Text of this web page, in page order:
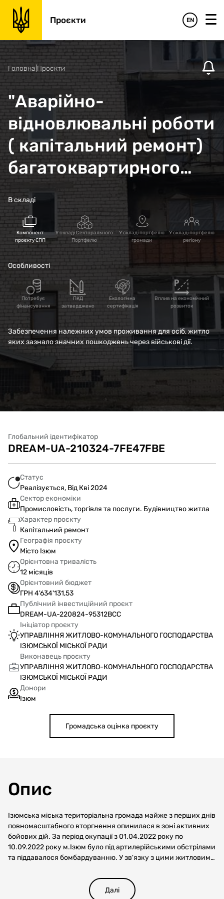
Проєкти EN
Головна Проєкти
"Аварійно-
відновлювальні роботи
( капітальний ремонт)
багатоквартирного
житлового будинку за
адресою: Харківська
область, Ізюмського
району, м. Ізюм, вул.
Григорія Жуковського,
12, кв. №№ 40, 43"
В складі
Компонент
проєкту ЄПП
У складі Секторального
Портфелю
У складі портфелю
громади
У складі портфелю
регіону
Особливості
Потребує
фінансування
ПКД
затверджено
Екологічна
сертифікація
Вплив на економічний
розвиток
Забезпечення належних умов проживання для осіб, житло
яких зазнало значних пошкоджень через військові дії.
Глобальний ідентифікатор
DREAM-UA-210324-7FE47FBE
Статус
Реалізується, Від Кві 2024
Сектор економіки
Промисловість, торгівля та послуги. Будівництво житла
Характер проєкту
Капітальний ремонт
Географія проєкту
Місто Ізюм
Орієнтовна тривалість
12 місяців
Орієнтовний бюджет
ГРН 4'634'131,53
Публічний інвестиційний проєкт
DREAM-UA-220824-95312BCC
Ініціатор проєкту
УПРАВЛІННЯ ЖИТЛОВО-КОМУНАЛЬНОГО ГОСПОДАРСТВА
ІЗЮМСЬКОЇ МІСЬКОЇ РАДИ
Виконавець проєкту
УПРАВЛІННЯ ЖИТЛОВО-КОМУНАЛЬНОГО ГОСПОДАРСТВА
ІЗЮМСЬКОЇ МІСЬКОЇ РАДИ
Донори
Ізюм
Громадська оцінка проєкту
Опис
Ізюмська міська територіальна громада майже з перших днів
повномасштабного вторгнення опинилася в зоні активних
бойових дій. За період окупації з 01.04.2022 року по
10.09.2022 року м.Ізюм було під артилерійськими обстрілами
та піддавалося бомбардуванню. У зв'язку з цими житловими
будинок за адресою вул. Григорія Жуковського, 12, зазнав
значних пошкоджень. Метою даного проєкту є проведення
Далі